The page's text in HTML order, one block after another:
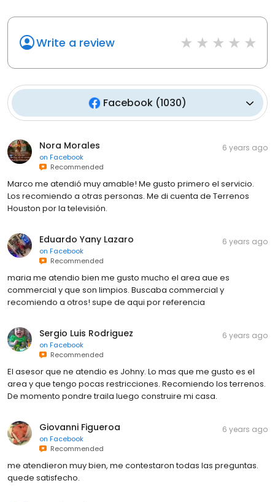
Write a review
Facebook (1030)
Nora Morales
on Facebook
Recommended
6 years ago
Marco me atendió muy amable! Me gusto primero el servicio.
Los recomiendo a otras personas. Me di cuenta de Terrenos
Houston por la televisión.
Eduardo Yany Lazaro
on Facebook
Recommended
6 years ago
maria me atendio bien me gusto mucho el area aue es
commercial y que son limpios. Buscaba commercial y
recomiendo a otros! supe de aqui por referencia
Sergio Luis Rodriguez
on Facebook
Recommended
6 years ago
El asesor que ne atendio es Johny. Lo mas que me gusto es el
area y que tengo pocas restricciones. Recomiendo los terrenos.
De momento pondre traila luego construire mi casa.
Giovanni Figueroa
on Facebook
Recommended
6 years ago
me atendieron muy bien, me contestaron todas las preguntas.
quede satisfecho.